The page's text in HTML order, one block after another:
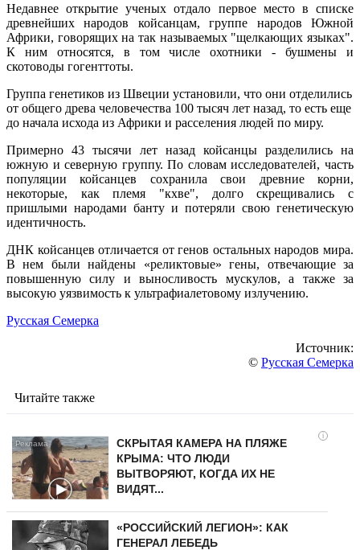
Недавнее открытие ученых отдало первое место в списке
древнейших народов койсанцам, группе народов Южной
Африки, говорящих на так называемых "щелкающих языках".
К ним относятся, в том числе охотники - бушмены и
скотоводы гогенттоты.
Группа генетиков из Швеции установили, что они отделились
от общего древа человечества 100 тысяч лет назад, то есть еще
до начала исхода из Африки и расселения людей по миру.
Примерно 43 тысячи лет назад койсанцы разделились на
южную и северную группу. По словам исследователей, часть
популяции койсанцев сохранила свои древние корни,
некоторые, как племя "кхве", долго скрещивались с
пришлыми народами банту и потеряли свою генетическую
идентичность.
ДНК койсанцев отличается от генов остальных народов мира.
В нем были найдены «реликтовые» гены, отвечающие за
повышенную силу и выносливость мускулов, а также за
высокую уязвимость к ультрафиалетовому излучению.
Русская Семерка
Источник:
© Русская Семерка
Читайте также
i
СКРЫТАЯ КАМЕРА НА ПЛЯЖЕ
КРЫМА: ЧТО ЛЮДИ
ВЫТВОРЯЮТ, КОГДА ИХ НЕ
ВИДЯТ...
«РОССИЙСКИЙ ЛЕГИОН»: КАК
ГЕНЕРАЛ ЛЕБЕДЬ